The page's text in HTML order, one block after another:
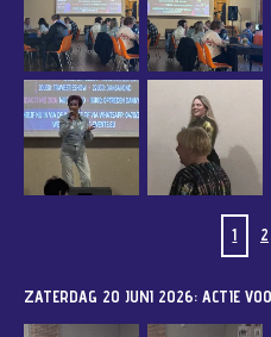
1 2
ZATERDAG 20 JUNI 2026: ACTIE